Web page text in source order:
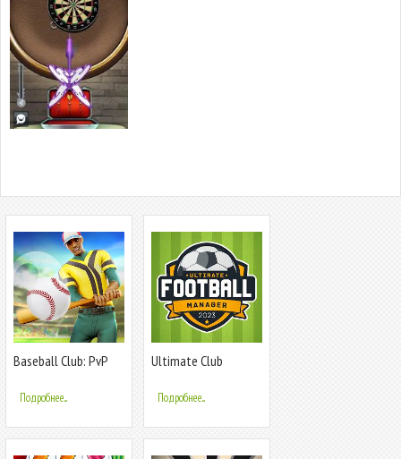
Baseball Club: PvP
Подробнее...
Ultimate Club
Подробнее...